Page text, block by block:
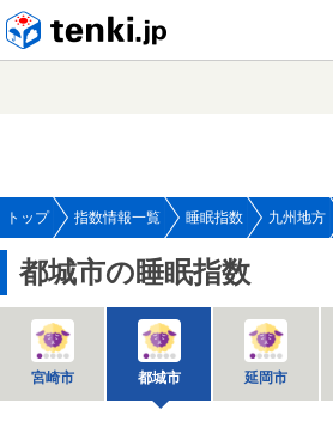
トップ 指数情報一覧 睡眠指数 九州地方
都城市の睡眠指数
宮崎市 都城市 延岡市